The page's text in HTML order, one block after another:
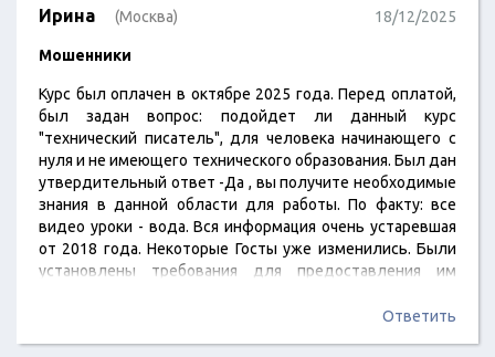
Ирина (Москва) 18/12/2025
Мошенники
Курс был оплачен в октябре 2025 года. Перед оплатой,
был задан вопрос: подойдет ли данный курс
"технический писатель", для человека начинающего с
нуля и не имеющего технического образования. Был дан
утвердительный ответ -Да , вы получите необходимые
знания в данной области для работы. По факту: все
видео уроки - вода. Вся информация очень устаревшая
от 2018 года. Некоторые Госты уже изменились. Были
установлены требования для предоставления им
информации 0! Считаю, что данная организация
Ответить